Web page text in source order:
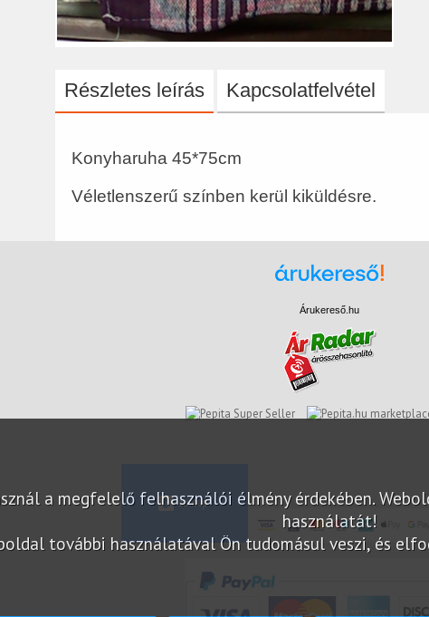
Részletes leírás Kapcsolatfelvétel
Konyharuha 45*75cm
Véletlenszerű színben kerül kiküldésre.
a megfelelő felhasználói élmény érdekében.
használatát!
további használatával Ön tudomásul veszi, és
Árukereső.hu